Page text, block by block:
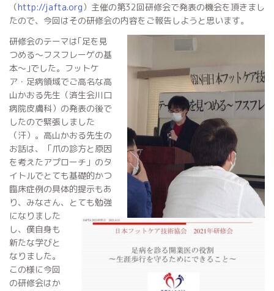
（http://jafta.org）主催の第32回研修会で発表の機会を頂きまし
たので、今回はその研修会の内容をご報告しようと思います。
研修会のテーマは｢足を見
つめる～フスフレーゲの基
本～｣でした。フットケ
ア・足病領域でご高名な高
山かおる先生（済生会川口
病院皮膚科）の発表の後で
したので緊張しました
（汗）。高山かおる先生の
お話は、「爪の診方と原因
を考えたアプローチ」のタ
イトルでとても基礎的かつ
臨床症例の具体的提示もあ
り、みなさん、とても勉強
になりました
し、僕自身も
新たな学びと
なりました。
この様に今回
の研修会はか